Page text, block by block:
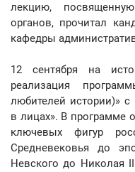
лекцию,
органов, прочитал
кафедры
12 сентября на
реализация
любителей истории)»
в лицах». В программе
ключевых фигур
Средневековья до
Невского до Николая